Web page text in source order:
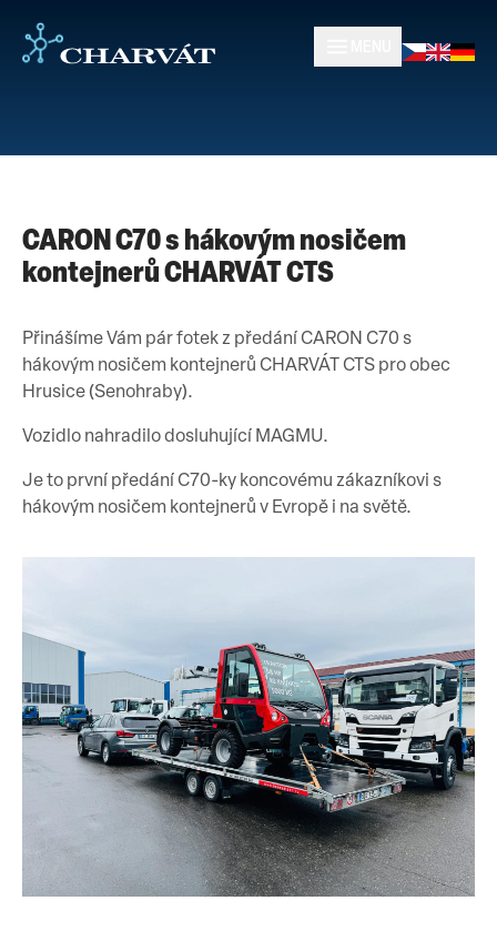
CARON C70 s hákovým nosičem
kontejnerů CHARVÁT CTS
Přinášíme Vám pár fotek z předání CARON C70 s
hákovým nosičem kontejnerů CHARVÁT CTS pro obec
Hrusice (Senohraby).
Vozidlo nahradilo dosluhující MAGMU.
Je to první předání C70-ky koncovému zákazníkovi s
hákovým nosičem kontejnerů v Evropě i na světě.